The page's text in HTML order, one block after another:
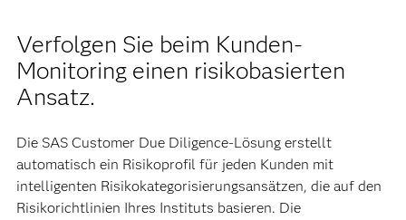
Verfolgen Sie beim Kunden-
Monitoring einen risikobasierten
Ansatz.
Die SAS Customer Due Diligence-Lösung erstellt
automatisch ein Risikoprofil für jeden Kunden mit
intelligenten Risikokategorisierungsansätzen, die auf den
Risikorichtlinien Ihres Instituts basieren. Die